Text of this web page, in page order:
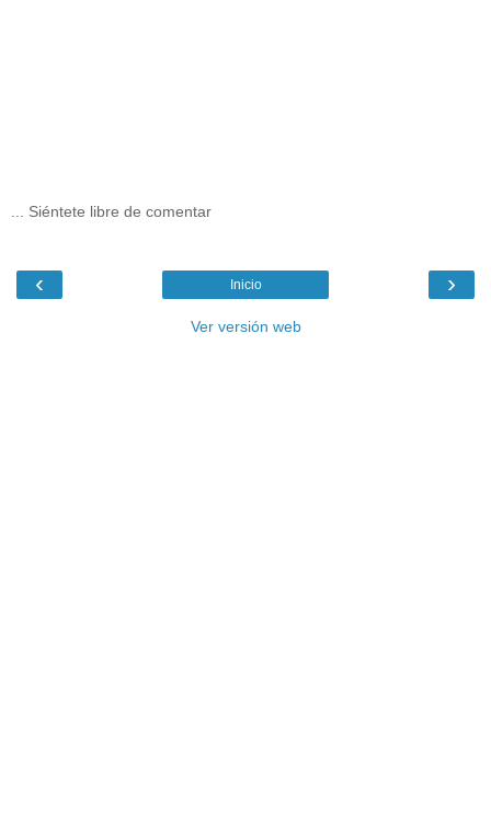
... Siéntete libre de comentar
‹ ›
Inicio
Ver versión web